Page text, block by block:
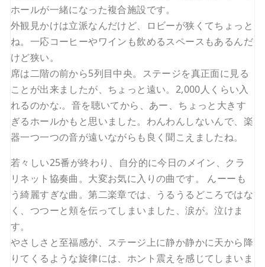
ホールが一緒になった複合施設です。
外観見かけは立派なんだけど、ロビーが狭くてちょっと
ね。一応コーヒーやワインも飲めるスペースもあるんだ
けど狭い。
席は二階の前から5列目中央。ステージを真正面に見る
ことが出来ましたが、ちょっと遠い。2,000人くらい入
れるのかな.。音を聴いてから、あー、ちょっと大きす
ぎるホールかもと思いました。わんわんしないんで、楽
器一つ一つの音が遠いながらも良く聞こえましたね。
若々しい25番が終わり、自分的に今日のメイン、クラ
リネット協奏曲。大変お気に入りの曲です。 んーーも
う綺麗すぎな曲。第二楽章では、うるうるどころではな
く、つつーと頬を伝ってしまいました、涙が。泣けま
す。
やさしさと至福感が、ステージ上に静か静かに天から降
りてくるような旋律には、ホント震えを感じてしまいま